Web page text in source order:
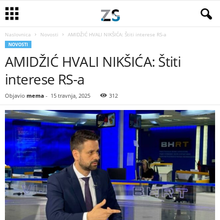
Naslovnica Novosti AMIDŽIĆ HVALI NIKŠIĆA: Štiti interese RS-a
NOVOSTI
AMIDŽIĆ HVALI NIKŠIĆA: Štiti
interese RS-a
Objavio mema - 15 travnja, 2025 312